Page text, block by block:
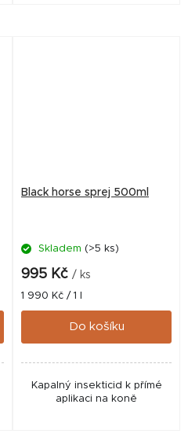
Black horse sprej 500ml
Skladem (>5 ks)
995 Kč / ks
Měrná
cena:
1 990 Kč / 1 l
Do košíku
Kapalný insekticid k přímé
aplikaci na koně